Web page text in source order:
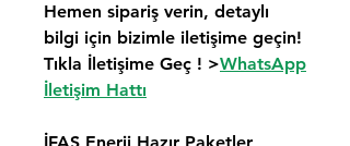
Hemen sipariş verin, detaylı
bilgi için bizimle iletişime geçin!
Tıkla İletişime Geç ! >WhatsApp
İletişim Hattı